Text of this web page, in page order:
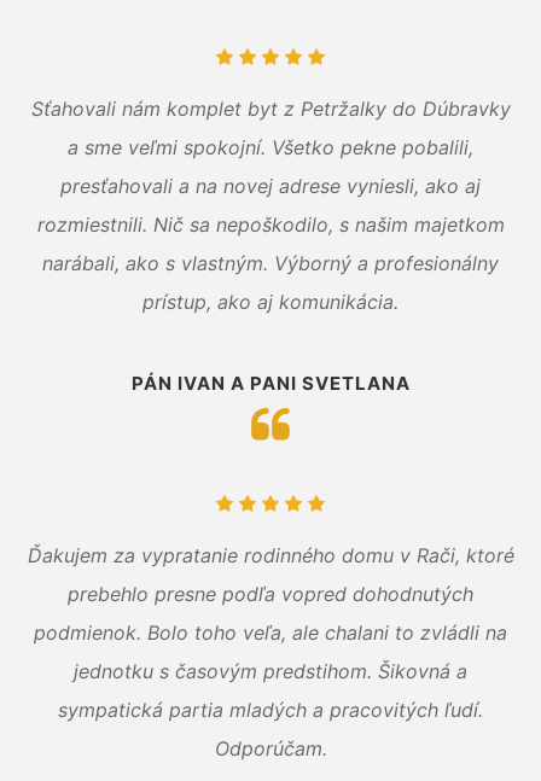
Sťahovali nám komplet byt z Petržalky do Dúbravky
a sme veľmi spokojní. Všetko pekne pobalili,
presťahovali a na novej adrese vyniesli, ako aj
rozmiestnili. Nič sa nepoškodilo, s našim majetkom
narábali, ako s vlastným. Výborný a profesionálny
prístup, ako aj komunikácia.
PÁN IVAN A PANI SVETLANA
Ďakujem za vypratanie rodinného domu v Rači, ktoré
prebehlo presne podľa vopred dohodnutých
podmienok. Bolo toho veľa, ale chalani to zvládli na
jednotku s časovým predstihom. Šikovná a
sympatická partia mladých a pracovitých ľudí.
Odporúčam.